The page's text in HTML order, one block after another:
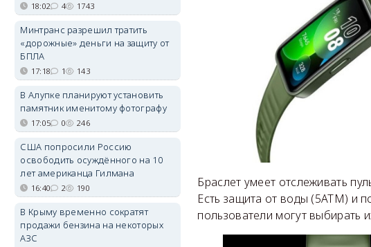
Браслет умеет отслеживать
Есть защита от воды (5ATM) и
пользователи могут выбирать
18:02 4 1743
Минтранс разрешил тратить
«дорожные» деньги на защиту от
БПЛА
17:18 1 143
В Алупке планируют установить
памятник именитому фотографу
17:05 0 246
США попросили Россию
освободить осуждённого на 10
лет американца Гилмана
16:40 2 190
В Крыму временно сократят
продажи бензина на некоторых
АЗС